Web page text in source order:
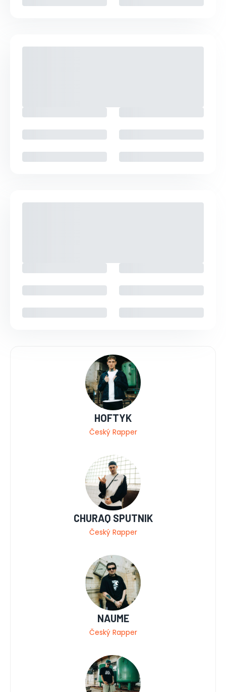
HOFTYK
Český Rapper
CHURAQ SPUTNIK
Český Rapper
NAUME
Český Rapper